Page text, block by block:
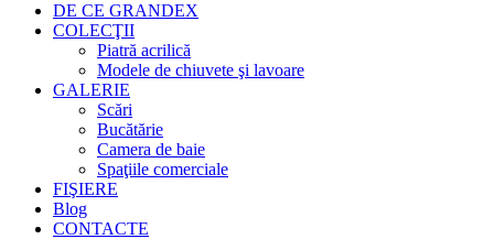
DE CE GRANDEX
COLECŢII
Piatră acrilică
Modele de chiuvete şi lavoare
GALERIE
Scări
Bucătărie
Camera de baie
Spaţiile comerciale
FIŞIERE
Blog
CONTACTE